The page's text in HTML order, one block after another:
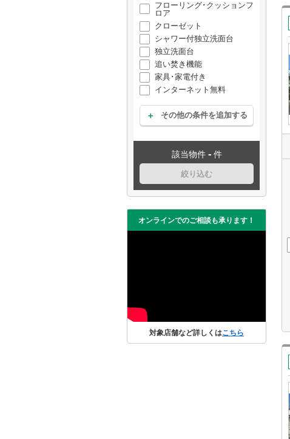
フローリング･クッションフ
ロア
クローゼット
シャワー付独立洗面台
独立洗面台
追い焚き機能
家具･家電付き
インターネット無料
その他の条件を追加する
該当物件 - 件
絞り込む
オンラインでのご相談も承ります！
対象店舗など詳しくはこちら